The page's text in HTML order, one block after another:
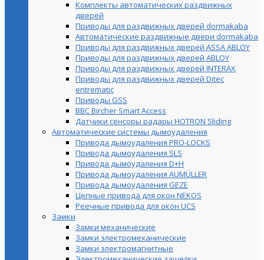
Комплекты автоматических раздвижных
дверей
Приводы для раздвижных дверей dormakaba
Автоматические раздвижные двери dormakaba
Приводы для раздвижных дверей ASSA ABLOY
Приводы для раздвижных дверей ABLOY
Приводы для раздвижных дверей INTERAX
Приводы для раздвижных дверей Ditec
entrematic
Приводы GSS
BBC Bircher Smart Access
Датчики сенсоры радары HOTRON Sliding
Автоматические системы дымоудаления
Привода дымоудаления PRO-LOCKS
Привода дымоудаления SLS
Привода дымоудаления D+H
Привода дымоудаления AUMÜLLER
Привода дымоудаления GEZE
Цепные привода для окон NEKOS
Реечные привода для окон UСS
Замки
Замки механические
Замки электромеханические
Замки электромагнитные